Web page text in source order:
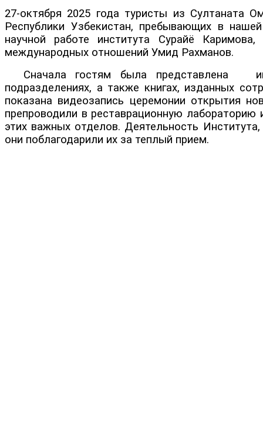
27-октября 2025 года туристы из Султаната
Республики Узбекистан, пребывающих в
научной работе института Сурайё
международных отношений Умид Рахманов.
Сначала гостям была представлена
подразделениях, а также книгах, изданных
показана видеозапись церемонии открытия
препроводили в реставрационную
этих важных отделов. Деятельность
они поблагодарили их за теплый прием.